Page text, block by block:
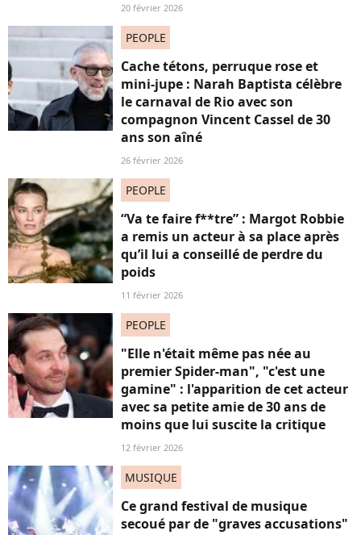
20 février 2026
PEOPLE
Cache tétons, perruque rose et
mini-jupe : Narah Baptista célèbre
le carnaval de Rio avec son
compagnon Vincent Cassel de 30
ans son aîné
26 février 2026
PEOPLE
“Va te faire f**tre” : Margot Robbie
a remis un acteur à sa place après
qu’il lui a conseillé de perdre du
poids
11 février 2026
PEOPLE
"Elle n'était même pas née au
premier Spider-man", "c'est une
gamine" : l'apparition de cet acteur
avec sa petite amie de 30 ans de
moins que lui suscite la critique
12 février 2026
MUSIQUE
Ce grand festival de musique
secoué par de "graves accusations"